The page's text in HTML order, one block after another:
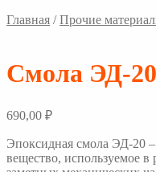
Главная /Прочие
Смола ЭД-20
690,00 ₽
Эпоксидная смола ЭД-20
вещество, используемое в